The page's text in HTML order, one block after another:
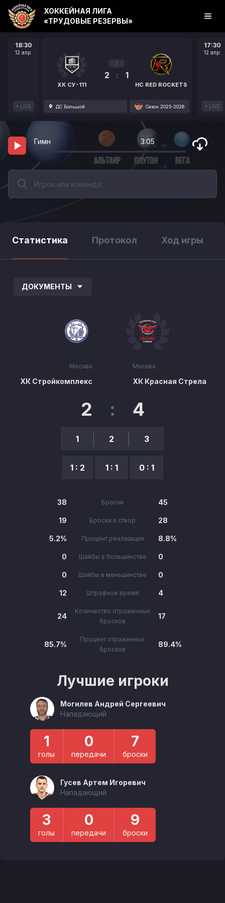
18:30
12 апр.
LIVE
ХК СУ-111
3
2 : 1
HC RED ROCKETS
ДС Большой Сезон 2025-2026
17:30
12 апр.
LIVE
ХОККЕЙНАЯ ЛИГА
«ТРУДОВЫЕ РЕЗЕРВЫ»
Гимн 3:05
Статистика Протокол Ход игры
ДОКУМЕНТЫ
Москва
ХК Стройкомплекс
2 : 4
1
1 : 2
2
1 : 1
3
0 : 1
Москва
ХК Красная Стрела
38 Броски 45
19 Броски в створ 28
5.2% Процент реализации 8.8%
0 Шайбы в большинстве 0
0 Шайбы в меньшинстве 0
12 Штрафное время 4
24
Количество отраженных
бросков
17
85.7%
Процент отраженных
бросков
89.4%
Лучшие игроки
Могилев Андрей Сергеевич
Нападающий
1
голы
0
передачи
7
броски
Гусев Артем Игоревич
Нападающий
3
голы
0
передачи
9
броски